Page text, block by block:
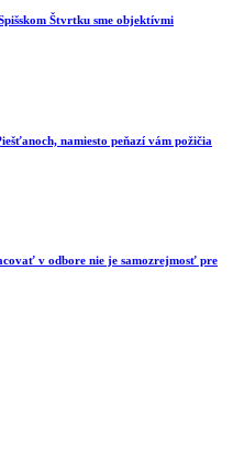
Štvrtku sme objektívmi
namiesto peňazí vám požičia
v odbore nie je samozrejmosť pre